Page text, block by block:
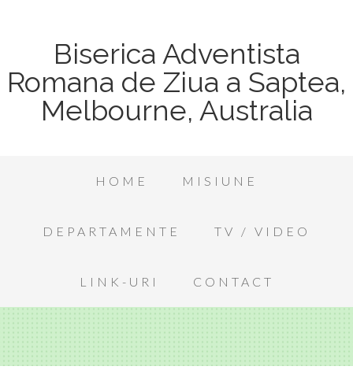
Biserica Adventista
Romana de Ziua a Saptea,
Melbourne, Australia
HOME MISIUNE
DEPARTAMENTE TV / VIDEO
LINK-URI CONTACT